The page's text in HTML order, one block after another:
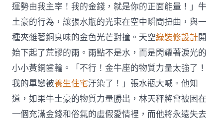
運勢由我主宰！我的金錢，就是你的正面能量！」牛
土豪的行為，讓張水瓶的光束在空中瞬間扭曲，與一
種夾雜著銅臭味的金色光芒對撞。天空綠裝修設計開
始下起了荒謬的雨。雨點不是水，而是閃耀著淚光的
小小黃銅齒輪。「不行！金牛座的物質力量太強了！
我的單戀被養生住宅汙染了！」張水瓶大喊。他知
道，如果牛土豪的物質力量勝出，林天秤將會被困在
一個充滿金錢和俗氣的虛假愛情裡，而他將永遠失去